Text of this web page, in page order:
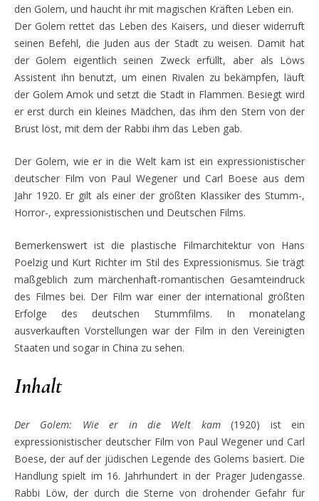
den Golem, und haucht ihr mit magischen Kräften Leben ein.
Der Golem rettet das Leben des Kaisers, und dieser widerruft
seinen Befehl, die Juden aus der Stadt zu weisen. Damit hat
der Golem eigentlich seinen Zweck erfüllt, aber als Löws
Assistent ihn benutzt, um einen Rivalen zu bekämpfen, läuft
der Golem Amok und setzt die Stadt in Flammen. Besiegt wird
er erst durch ein kleines Mädchen, das ihm den Stern von der
Brust löst, mit dem der Rabbi ihm das Leben gab.
Der Golem, wie er in die Welt kam ist ein expressionistischer
deutscher Film von Paul Wegener und Carl Boese aus dem
Jahr 1920. Er gilt als einer der größten Klassiker des Stumm-,
Horror-, expressionistischen und Deutschen Films.
Bemerkenswert ist die plastische Filmarchitektur von Hans
Poelzig und Kurt Richter im Stil des Expressionismus. Sie trägt
maßgeblich zum märchenhaft-romantischen Gesamteindruck
des Filmes bei. Der Film war einer der international größten
Erfolge des deutschen Stummfilms. In monatelang
ausverkauften Vorstellungen war der Film in den Vereinigten
Staaten und sogar in China zu sehen.
Inhalt
Der Golem: Wie er in die Welt kam(1920) ist ein
expressionistischer deutscher Film von Paul Wegener und Carl
Boese, der auf der jüdischen Legende des Golems basiert. Die
Handlung spielt im 16. Jahrhundert in der Prager Judengasse.
Rabbi Löw, der durch die Sterne von drohender Gefahr für